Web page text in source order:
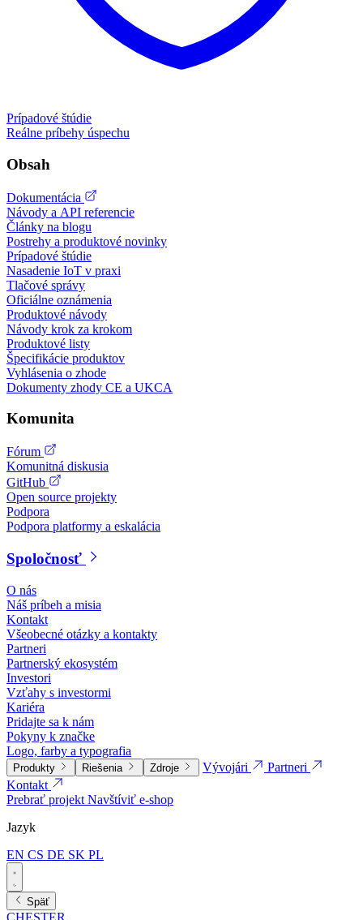
Prípadové štúdie
Reálne príbehy úspechu
Obsah
Dokumentácia
Návody a API referencie
Články na blogu
Postrehy a produktové novinky
Prípadové štúdie
Nasadenie IoT v praxi
Tlačové správy
Oficiálne oznámenia
Produktové návody
Návody krok za krokom
Produktové listy
Špecifikácie produktov
Vyhlásenia o zhode
Dokumenty zhody CE a UKCA
Komunita
Fórum
Komunitná diskusia
GitHub
Open source projekty
Podpora
Podpora platformy a eskalácia
Spoločnosť
O nás
Náš príbeh a misia
Kontakt
Všeobecné otázky a kontakty
Partneri
Partnerský ekosystém
Investori
Vzťahy s investormi
Kariéra
Pridajte sa k nám
Pokyny k značke
Logo, farby a typografia
Produkty Riešenia Zdroje Vývojári
Partneri
Kontakt
Prebrať projektNavštíviť e-shop
Jazyk
EN CS DE SK PL
Späť
CHESTER